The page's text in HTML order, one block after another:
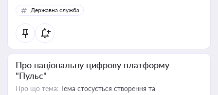
Державна служба
Про національну цифрову платформу
"Пульс"
Про що тема: Тема стосується створення та